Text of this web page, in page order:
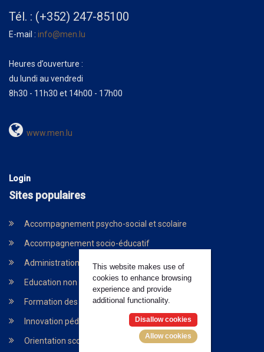
Tél. : (+352) 247-85100
E-mail : info@men.lu
Heures d’ouverture :
du lundi au vendredi
8h30 - 11h30 et 14h00 - 17h00
www.men.lu
Login
Sites populaires
Accompagnement psycho-social et scolaire
Accompagnement socio-éducatif
Administration digitalisée
Education non formelle
Formation des enseigants
Innovation pédagogique et technologique
Orientation scolaire
This website makes use of
cookies to enhance browsing
experience and provide
additional functionality.
Disallow cookies
Allow cookies